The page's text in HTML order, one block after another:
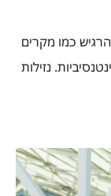
כמו מקרים
נזילות